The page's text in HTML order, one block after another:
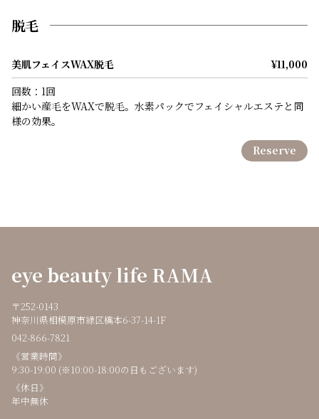
脱毛
美肌フェイスWAX脱毛
¥11,000
回数：1回
細かい産毛をWAXで脱毛。水素パックでフェイシャルエステと同
様の効果。
Reserve
eye beauty life RAMA
〒252-0143
神奈川県相模原市緑区橋本6-37-14-1F
042-866-7821
《営業時間》
9:30-19:00 (※10:00-18:00の日もございます)
《休日》
年中無休